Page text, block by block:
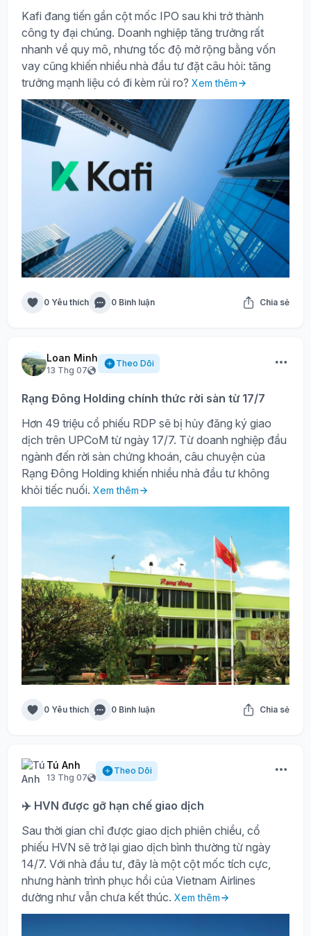
Kafi đang tiến gần cột mốc IPO sau khi trở thành
công ty đại chúng. Doanh nghiệp tăng trưởng rất
nhanh về quy mô, nhưng tốc độ mở rộng bằng vốn
vay cũng khiến nhiều nhà đầu tư đặt câu hỏi: tăng
trưởng mạnh liệu có đi kèm rủi ro? Xem thêm
0 Yêu thích 0 Bình luận Chia sẻ
Loan Minh
13 Thg 07
Theo Dõi
Rạng Đông Holding chính thức rời sàn từ 17/7
Hơn 49 triệu cổ phiếu RDP sẽ bị hủy đăng ký giao
dịch trên UPCoM từ ngày 17/7. Từ doanh nghiệp đầu
ngành đến rời sàn chứng khoán, câu chuyện của
Rạng Đông Holding khiến nhiều nhà đầu tư không
khỏi tiếc nuối. Xem thêm
0 Yêu thích 0 Bình luận Chia sẻ
Tú Anh
13 Thg 07
Theo Dõi
✈️ HVN được gỡ hạn chế giao dịch
Sau thời gian chỉ được giao dịch phiên chiều, cổ
phiếu HVN sẽ trở lại giao dịch bình thường từ ngày
14/7. Với nhà đầu tư, đây là một cột mốc tích cực,
nhưng hành trình phục hồi của Vietnam Airlines
dường như vẫn chưa kết thúc. Xem thêm